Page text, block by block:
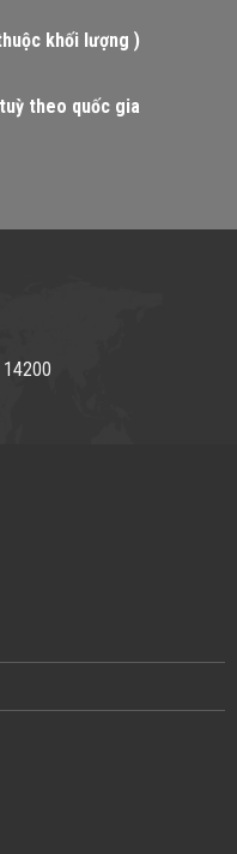
khối lượng )
theo quốc gia